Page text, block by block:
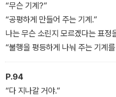
“무슨 기계?”
“공평하게 만들어 주는 기계.”
나는 무슨 소린지 모르겠다는 표정
“불행을 평등하게 나눠 주는 기계
만 불행하지 않도록 말이지.”
P.94
“다 지나갈 거야.”